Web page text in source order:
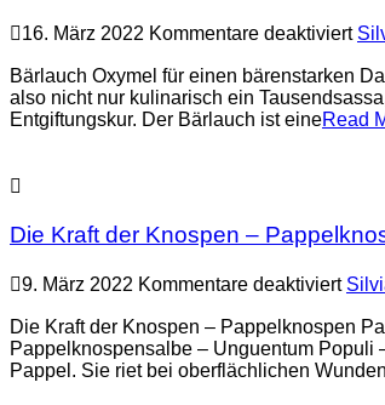
16. März 2022 Kommentare deaktiviertfür
Bärlauch Oxymel für einen bärenstarken
also nicht nur kulinarisch ein
Entgiftungskur. Der Bärlauch ist eineRead
Die Kraft der Knospen –
9. März 2022 Kommentare deaktiviertfür
Kraft
der
Die Kraft der Knospen – Pappelknospen
Pappelknospensalbe – Unguentum Populi
Pappel. Sie riet bei oberflächlichen